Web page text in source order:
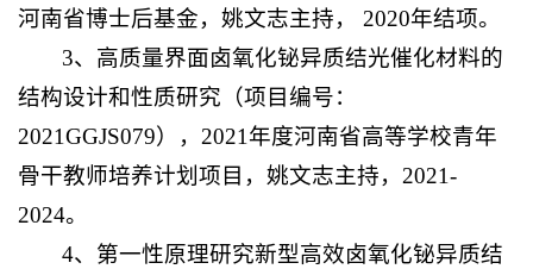
河南省博士后基金，姚文志主持， 2020年结项。
3、高质量界面卤氧化铋异质结光催化材料的
结构设计和性质研究（项目编号：
2021GGJS079），2021年度河南省高等学校青年
骨干教师培养计划项目，姚文志主持，2021-
2024。
4、第一性原理研究新型高效卤氧化铋异质结